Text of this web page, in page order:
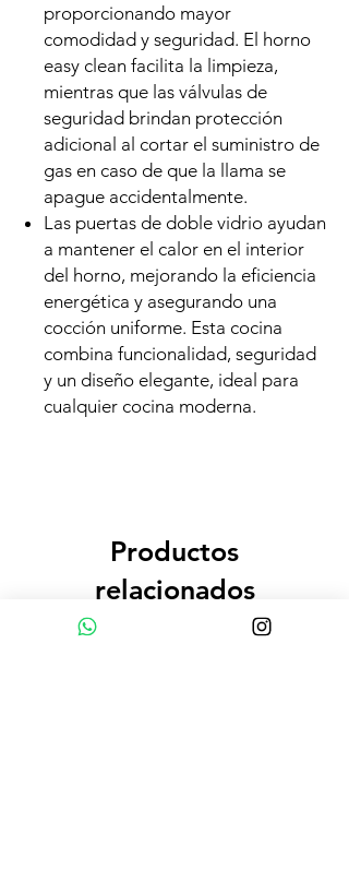
proporcionando mayor
comodidad y seguridad. El horno
easy clean facilita la limpieza,
mientras que las válvulas de
seguridad brindan protección
adicional al cortar el suministro de
gas en caso de que la llama se
apague accidentalmente.
Las puertas de doble vidrio ayudan
a mantener el calor en el interior
del horno, mejorando la eficiencia
energética y asegurando una
cocción uniforme. Esta cocina
combina funcionalidad, seguridad
y un diseño elegante, ideal para
cualquier cocina moderna.
Productos
relacionados